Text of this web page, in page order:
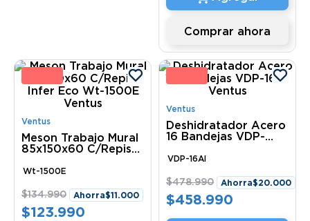
Comprar ahora
%
Ventus
Meson Trabajo Mural
85x150x60 C/Repisa
Ventus
Wt-1500E
$134.990 Ahorra$11.000
$123.990
4
Ventus
Deshidratador Acero
16 Bandejas VDP-
VDP-16AI
$478.990 Ahorra$20.000
$458.990